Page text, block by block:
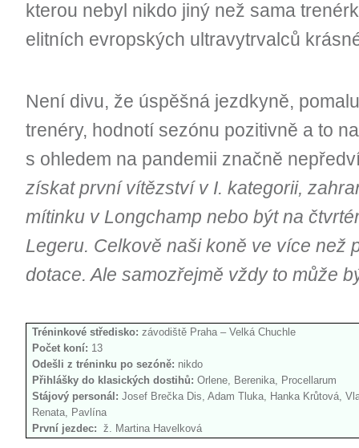
kterou nebyl nikdo jiný než sama
elitních evropských ultravytrvalců
Není divu, že úspěšná jezdkyně,
trenéry, hodnotí sezónu pozitivně a to
s ohledem na pandemii značně
získat první vítězství v I. kategorii,
mítinku v Longchamp nebo být na
Legeru. Celkově naši koně ve více než
dotace. Ale samozřejmě vždy to může
Tréninkové středisko: závodiště Praha – Velká Chuchle
Počet koní: 13
Odešli z tréninku po sezóně: nikdo
Přihlášky do klasických dostihů: Orlene, Berenika, Procellarum
Stájový personál: Josef Brečka Dis, Adam Tluka, Hanka Krůtová,
Renata, Pavlína
První jezdec: ž. Martina Havelková